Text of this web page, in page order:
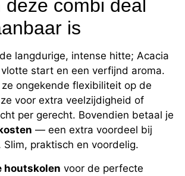
combi deal
is
langdurige, intense hitte; Acacia
start en een verfijnd aroma.
ongekende flexibiliteit op de
voor extra veelzijdigheid of
per gerecht. Bovendien betaal je
— een extra voordeel bij
praktisch en voordelig.
houtskolen voor de perfecte